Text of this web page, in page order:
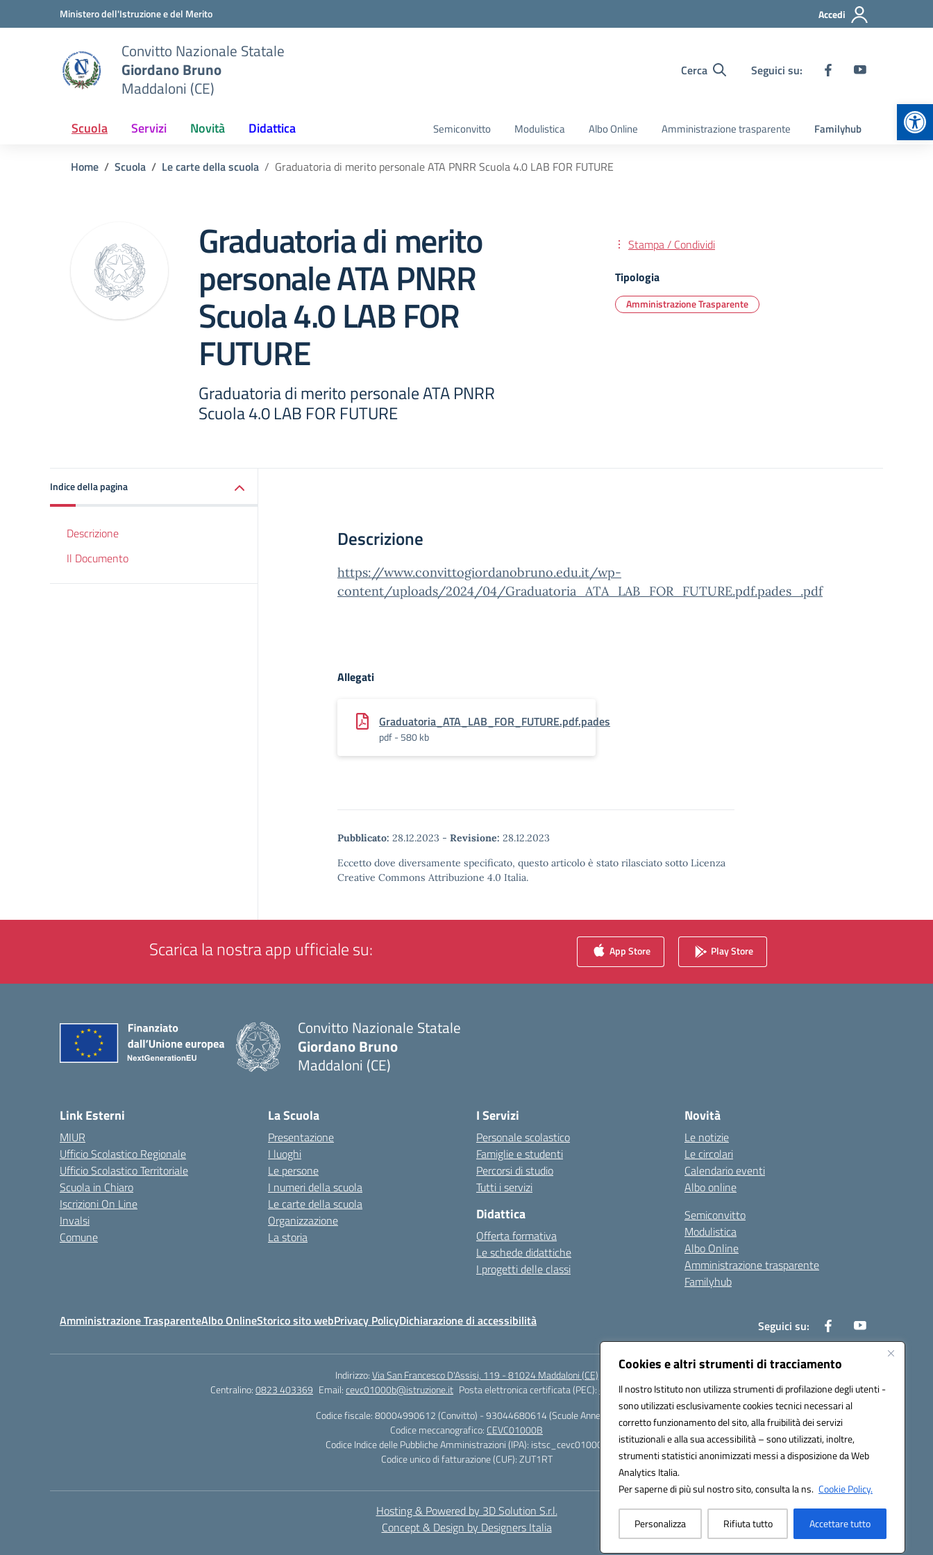
Cookies e altri strumenti di tracciamento
Il nostro Istituto non utilizza strumenti di profilazione degli utenti -
sono utilizzati esclusivamente cookies tecnici necessari al
corretto funzionamento del sito, alla fruibilità dei servizi
istituzionali e alla sua accessibilità – sono utilizzati, inoltre,
strumenti statistici anonimizzati messi a disposizione da Web
Analytics Italia.
Per saperne di più sul nostro sito, consulta la ns. Cookie Policy.
Personalizza Rifiuta tutto Accettare tutto
Vai ai contenuti
Vai al menu di navigazioneMinistero dell'Istruzione e del Merito Accedi
Convitto Nazionale Statale
Giordano Bruno
Maddaloni (CE)
Cerca Seguici su:
Scuola Servizi Novità Didattica Semiconvitto Modulistica Albo Online Amministrazione trasparente Familyhub
Home Scuola Le carte della scuola Graduatoria di merito personale ATA PNRR Scuola 4.0 LAB FOR FUTURE
Graduatoria di merito
personale ATA PNRR
Scuola 4.0 LAB FOR
FUTURE
Graduatoria di merito personale ATA PNRR
Scuola 4.0 LAB FOR FUTURE
Stampa / Condividi
Tipologia
Amministrazione Trasparente
Indice della pagina
Descrizione
Il Documento
Descrizione
https://www.convittogiordanobruno.edu.it/wp-
content/uploads/2024/04/Graduatoria_ATA_LAB_FOR_FUTURE.pdf.pades_.pdf
Allegati
Graduatoria_ATA_LAB_FOR_FUTURE.pdf.pades
pdf - 580 kb
Pubblicato: 28.12.2023 - Revisione: 28.12.2023
Eccetto dove diversamente specificato, questo articolo è stato rilasciato sotto Licenza
Creative Commons Attribuzione 4.0 Italia.
Scarica la nostra app ufficiale su: App Store Play Store
Convitto Nazionale Statale
Giordano Bruno
Maddaloni (CE)
Link Esterni
MIUR
Ufficio Scolastico Regionale
Ufficio Scolastico Territoriale
Scuola in Chiaro
Iscrizioni On Line
Invalsi
Comune
La Scuola
Presentazione
I luoghi
Le persone
I numeri della scuola
Le carte della scuola
Organizzazione
La storia
I Servizi
Personale scolastico
Famiglie e studenti
Percorsi di studio
Tutti i servizi
Didattica
Offerta formativa
Le schede didattiche
I progetti delle classi
Novità
Le notizie
Le circolari
Calendario eventi
Albo online
Semiconvitto
Modulistica
Albo Online
Amministrazione trasparente
Familyhub
Amministrazione TrasparenteAlbo OnlineStorico sito webPrivacy PolicyDichiarazione di accessibilità Seguici su:
Indirizzo:Via San Francesco D'Assisi, 119 - 81024 Maddaloni (CE)
Centralino:0823 403369 Email:cevc01000b@istruzione.it Posta elettronica certificata (PEC):cevc01000b@pec.istruzione.it
Codice fiscale: 80004990612 (Convitto) - 93044680614 (Scuole Annesse)
Codice meccanografico: CEVC01000B
Codice Indice delle Pubbliche Amministrazioni (IPA): istsc_cevc01000b
Codice unico di fatturazione (CUF): ZUT1RT
Hosting & Powered by 3D Solution S.r.l.
Concept & Design by Designers Italia